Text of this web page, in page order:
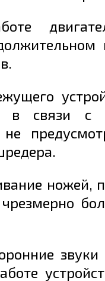
в связи с
не
ножей,
звуки